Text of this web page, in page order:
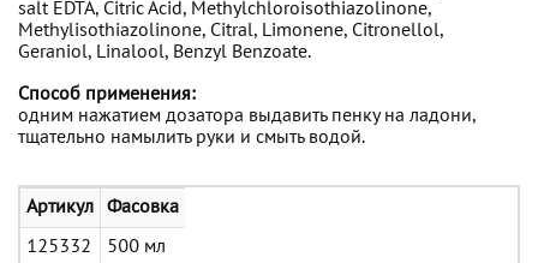
salt EDTA, Citric Acid, Methylchloroisothiazolinone,
Methylisothiazolinone, Citral, Limonene, Citronellol,
Geraniol, Linalool, Benzyl Benzoate.
Способ применения:
одним нажатием дозатора выдавить пенку на ладони,
тщательно намылить руки и смыть водой.
Артикул Фасовка
125332 500 мл